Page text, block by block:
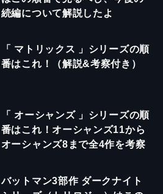
続編について解説したよ
「 マトリックス 」シリーズの順
番はこれ！（解説&考察付き）
「 オーシャンズ 」シリーズの順
番はこれ！オーシャンズ11から
オーシャンズ8まで全4作を考察
バットマン3部作 ダークナイト